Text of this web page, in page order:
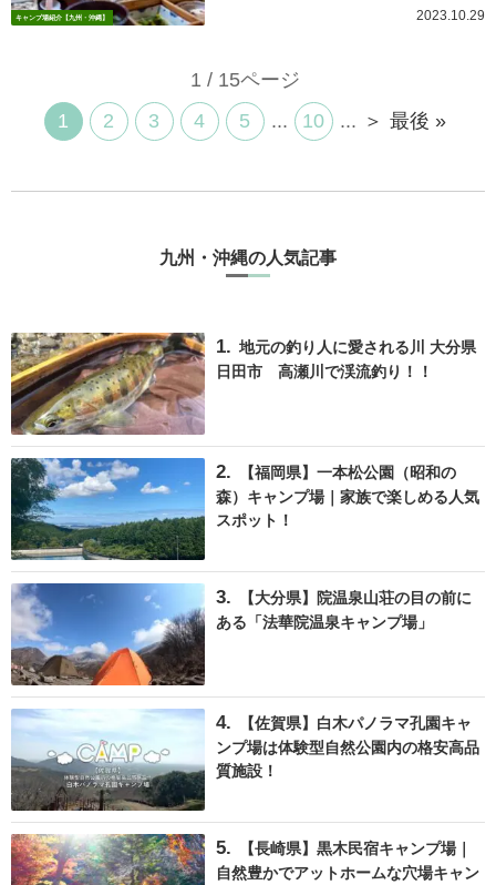
キャンプ場紹介【九州・沖縄】 2023.10.29
1 / 15ページ
1
2 3 4 5 ... 10 ... ＞ 最後 »
九州・沖縄の人気記事
地元の釣り人に愛される川 大分県
日田市 高瀬川で渓流釣り！！
【福岡県】一本松公園（昭和の
森）キャンプ場｜家族で楽しめる人気
スポット！
【大分県】院温泉山荘の目の前に
ある「法華院温泉キャンプ場」
【佐賀県】白木パノラマ孔園キャ
ンプ場は体験型自然公園内の格安高品
質施設！
【長崎県】黒木民宿キャンプ場｜
自然豊かでアットホームな穴場キャン